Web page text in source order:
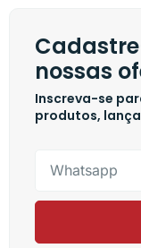
nossas
Inscreva-se
produtos,